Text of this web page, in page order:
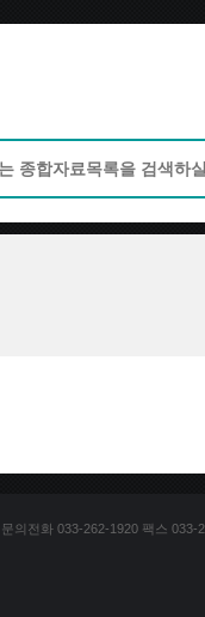
의전화 033-262-1920 팩스 033-